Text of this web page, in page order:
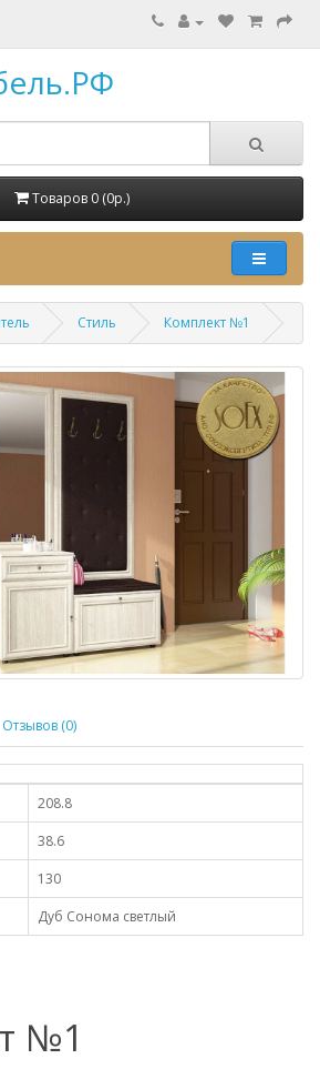
Товаров 0 (0p.)
Стиль Комплект №1
Отзывов (0)
208.8
38.6
130
Дуб Сонома светлый
№1